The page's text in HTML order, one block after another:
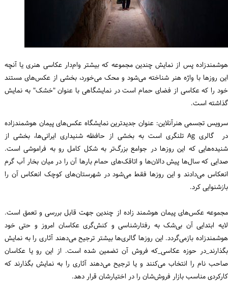
ورود / ثبت‌نام
خرید کتاب
هوشمندزاده پس از نمایش چندین مجموعه که بیشتر وام‌دار عکاسی هنری یا آنچه
این روزها با واژه هنر شناخته می‌شود و محک می‌خورد، بخشی از عکس‌های مستند
خود را که عکاسی از فضای حمام است در نمایشگاهی با عنوان "خشک" به نمایش
گذاشته است.
سرویس تجسمی هنرآنلاین: عنوان جدیدترین نمایشگاه عکس‌های پیمان هوشمندزاده
در گالری Ag تلنگری است به بخشی از حافظه شنیداری ایرانی‌ها، بخشی از
شنیده‌هایی که این روزها در جوامع بزرگ‌تر به شکل کامل رو به فراموشی است.
صدایی که سال‌ها پیش دالان‌ها و اتاقک‌های حمام بارها آن را در میان بخار آب گرم
انعکاس می‌دادند و این روزها فقط می‌شود در شهرستان‌های کوچک انعکاس آن را
بازشنوایی کرد.
مجموعه عکس‌های پیمان هوشمند زاده از چندین جهت قابل بررسی و تعمق است.
لایه ابتدایی آن بی‌شک به رفتارشناسی و کنش‌گری عکاسان امروز و حتی خود
هوشمندزاده بازمی‌گردد. این روزها گالری‌ها بیشتر ترجیح می‌دهند آثاری را به نمایش
بگذارند_در حوزه عکاسی_که فروش آن تضمین شده است. از این رو یا عکاسان
صاحب نام را انتخاب می‌کنند و یا ترجیح می‌دهند آثاری را به نمایش بگذارند که
کارکردی مناسب بازار فروش‌شان را در اختیارشان قرار دهد.